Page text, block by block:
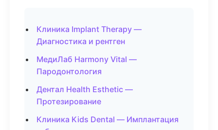
Клиника Implant Therapy —
Диагностика и рентген
МедиЛаб Harmony Vital —
Пародонтология
Дентал Health Esthetic —
Протезирование
Клиника Kids Dental — Имплантация